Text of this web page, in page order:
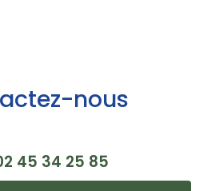
nous
45 34 25 85